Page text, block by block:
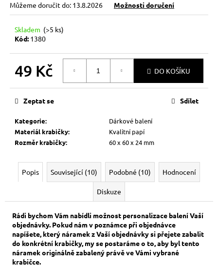
Můžeme doručit do: 13.8.2026 Možnosti doručení
Skladem (>5 ks)
Kód: 1380
49 Kč DO KOŠÍKU
Kategorie:
Dárkové balení
Materiál krabičky:
Kvalitní papí
Rozměr krabičky: 60 x 60 x 24 mm
Zeptat se Sdílet
Popis Související (10) Podobné (10) Hodnocení
Diskuze
Rádi bychom Vám nabídli možnost personalizace balení Vaší
objednávky. Pokud nám v poznámce při objednávce
napíšete, který náramek z Vaší objednávky si přejete zabalit
do konkrétní krabičky, my se postaráme o to, aby byl tento
náramek originálně zabalený právě ve Vámi vybrané
krabičce.
o
r
u
u
e
KABBALAH
FIVE
SILVER
Kč
Původně:
149